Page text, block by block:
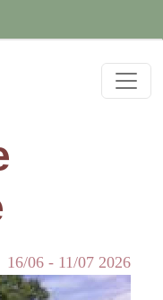
16/06 - 11/07 2026